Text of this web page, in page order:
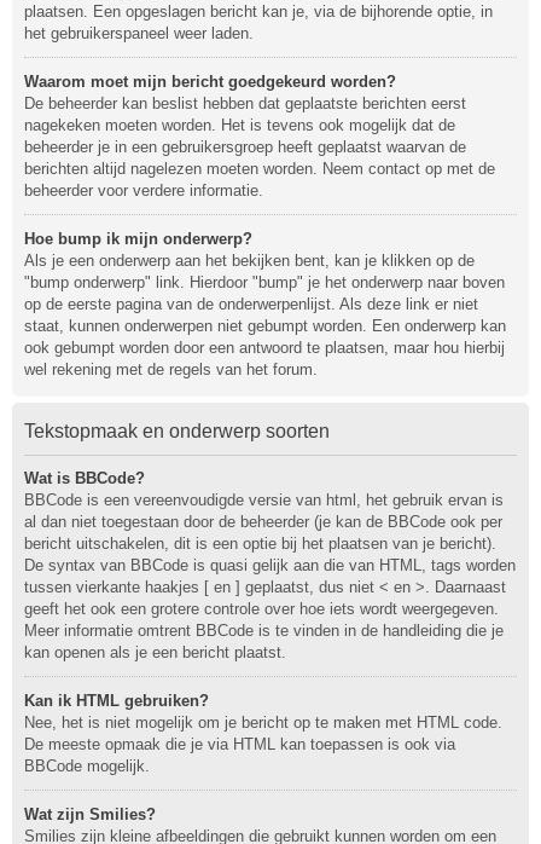
plaatsen. Een opgeslagen bericht kan je, via de bijhorende optie, in
het gebruikerspaneel weer laden.
Waarom moet mijn bericht goedgekeurd worden?
De beheerder kan beslist hebben dat geplaatste berichten eerst
nagekeken moeten worden. Het is tevens ook mogelijk dat de
beheerder je in een gebruikersgroep heeft geplaatst waarvan de
berichten altijd nagelezen moeten worden. Neem contact op met de
beheerder voor verdere informatie.
Hoe bump ik mijn onderwerp?
Als je een onderwerp aan het bekijken bent, kan je klikken op de
"bump onderwerp" link. Hierdoor "bump" je het onderwerp naar boven
op de eerste pagina van de onderwerpenlijst. Als deze link er niet
staat, kunnen onderwerpen niet gebumpt worden. Een onderwerp kan
ook gebumpt worden door een antwoord te plaatsen, maar hou hierbij
wel rekening met de regels van het forum.
Tekstopmaak en onderwerp soorten
Wat is BBCode?
BBCode is een vereenvoudigde versie van html, het gebruik ervan is
al dan niet toegestaan door de beheerder (je kan de BBCode ook per
bericht uitschakelen, dit is een optie bij het plaatsen van je bericht).
De syntax van BBCode is quasi gelijk aan die van HTML, tags worden
tussen vierkante haakjes [ en ] geplaatst, dus niet < en >. Daarnaast
geeft het ook een grotere controle over hoe iets wordt weergegeven.
Meer informatie omtrent BBCode is te vinden in de handleiding die je
kan openen als je een bericht plaatst.
Kan ik HTML gebruiken?
Nee, het is niet mogelijk om je bericht op te maken met HTML code.
De meeste opmaak die je via HTML kan toepassen is ook via
BBCode mogelijk.
Wat zijn Smilies?
Smilies zijn kleine afbeeldingen die gebruikt kunnen worden om een